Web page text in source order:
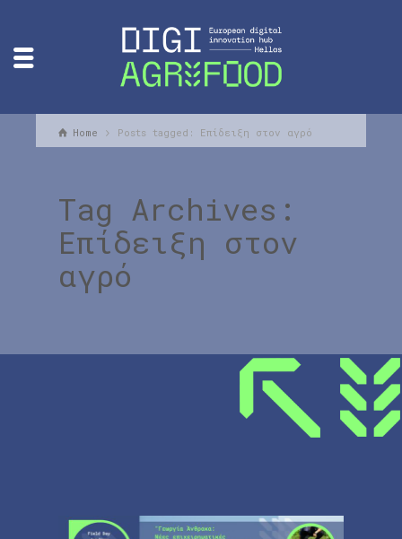
Home Posts tagged: Επίδειξη στον αγρό
Tag Archives:
Επίδειξη στον
αγρό